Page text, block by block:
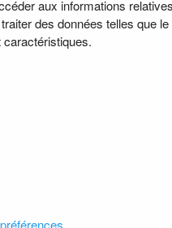
aux informations
des données telles que